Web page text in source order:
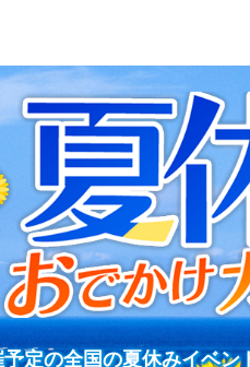
定の全国の夏休みイベ